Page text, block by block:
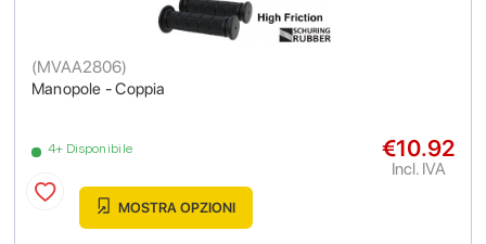
Manopole - Coppia
(MVAA2806)
4+ Disponibile €10.92
Incl. IVA
MOSTRA OPZIONI